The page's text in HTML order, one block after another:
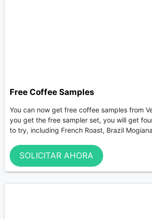
Free Coffee Samples
You can now get free coffee samples from
you get the free sampler set, you will get
to try, including French Roast, Brazil
SOLICITAR AHORA